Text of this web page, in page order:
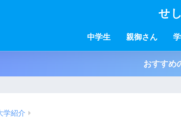
せ
中学生 親御さん
おすすめ
学紹介